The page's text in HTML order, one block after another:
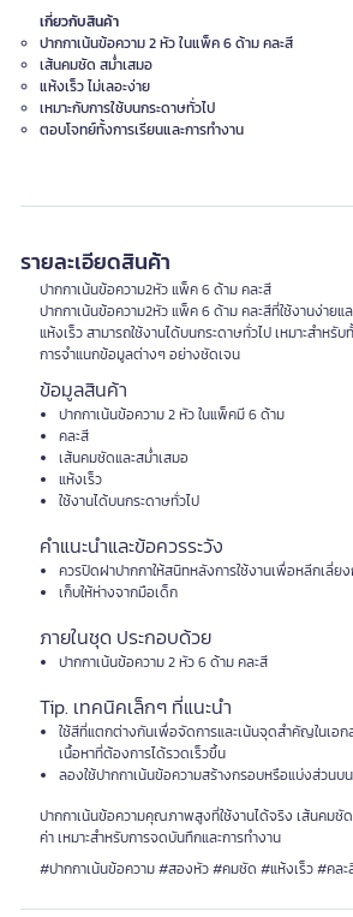
เกี่ยวกับสินค้า
ปากกาเน้นข้อความ 2 หัว ในแพ็ค 6 ด้าม คละสี
เส้นคมชัด สม่ำเสมอ
แห้งเร็ว ไม่เลอะง่าย
เหมาะกับการใช้บนกระดาษทั่วไป
ตอบโจทย์ทั้งการเรียนและการทำงาน
รายละเอียดสินค้า
ปากกาเน้นข้อความ2หัว แพ็ค 6 ด้าม คละสี
ปากกาเน้นข้อความ2หัว แพ็ค 6 ด้าม คละสีที่ใช้งานง่ายแ
แห้งเร็ว สามารถใช้งานได้บนกระดาษทั่วไป เหมาะสำหรับ
การจำแนกข้อมูลต่างๆ อย่างชัดเจน
ข้อมูลสินค้า
ปากกาเน้นข้อความ 2 หัว ในแพ็คมี 6 ด้าม
คละสี
เส้นคมชัดและสม่ำเสมอ
แห้งเร็ว
ใช้งานได้บนกระดาษทั่วไป
คำแนะนำและข้อควรระวัง
ควรปิดฝาปากกาให้สนิทหลังการใช้งานเพื่อหลีกเลี่ย
เก็บให้ห่างจากมือเด็ก
ภายในชุด ประกอบด้วย
ปากกาเน้นข้อความ 2 หัว 6 ด้าม คละสี
Tip. เทคนิคเล็กๆ ที่แนะนำ
ใช้สีที่แตกต่างกันเพื่อจัดการและเน้นจุดสำคัญในเอก
เนื้อหาที่ต้องการได้รวดเร็วขึ้น
ลองใช้ปากกาเน้นข้อความสร้างกรอบหรือแบ่งส่วนบ
ปากกาเน้นข้อความคุณภาพสูงที่ใช้งานได้จริง เส้นคมชั
ค่า เหมาะสำหรับการจดบันทึกและการทำงาน
#ปากกาเน้นข้อความ #สองหัว #คมชัด #แห้งเร็ว #คละ